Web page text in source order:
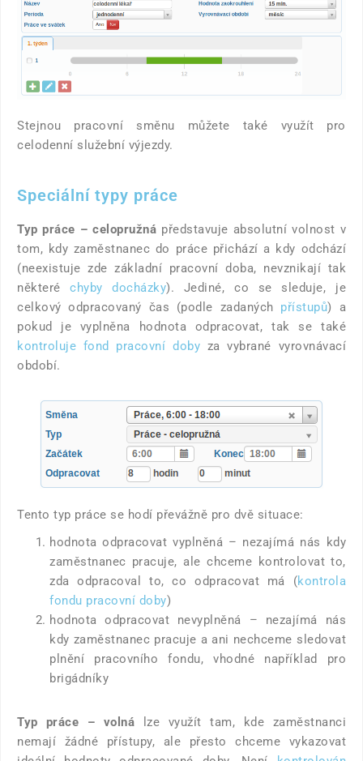
Stejnou pracovní směnu můžete také využít pro
celodenní služební výjezdy.
Speciální typy práce
Typ práce – celopružná představuje absolutní volnost v
tom, kdy zaměstnanec do práce přichází a kdy odchází
(neexistuje zde základní pracovní doba, nevznikají tak
některéchyby docházky). Jediné, co se sleduje, je
celkový odpracovaný čas (podle zadaných přístupů) a
pokud je vyplněna hodnota odpracovat, tak se také
kontroluje fond pracovní doby za vybrané vyrovnávací
období.
Tento typ práce se hodí převážně pro dvě situace:
hodnota odpracovat vyplněná – nezajímá nás kdy
zaměstnanec pracuje, ale chceme kontrolovat to,
zda odpracoval to, co odpracovat má (kontrola
fondu pracovní doby)
hodnota odpracovat nevyplněná – nezajímá nás
kdy zaměstnanec pracuje a ani nechceme sledovat
plnění pracovního fondu, vhodné například pro
brigádníky
Typ práce – volná lze využít tam, kde zaměstnanci
nemají žádné přístupy, ale přesto chceme vykazovat